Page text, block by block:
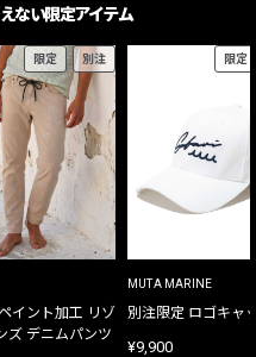
ない限定アイテム
限定 別注
イント加工 リゾ
ズ デニムパンツ
限定
MUTA MARINE
別注限定 ロゴキャ
¥9,900